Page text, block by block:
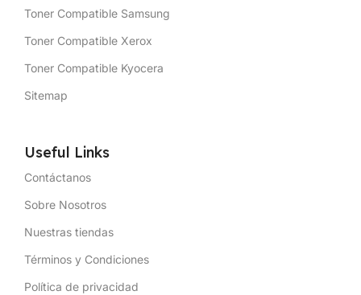
Toner Compatible Samsung
Toner Compatible Xerox
Toner Compatible Kyocera
Sitemap
Useful Links
Contáctanos
Sobre Nosotros
Nuestras tiendas
Términos y Condiciones
Política de privacidad